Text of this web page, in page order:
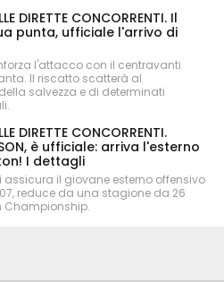
DIRETTE CONCORRENTI. Il
punta, ufficiale l'arrivo di
l'attacco con il centravanti
Il riscatto scatterà al
salvezza e di determinati
DIRETTE CONCORRENTI.
è ufficiale: arriva l'esterno
I dettagli
assicura il giovane esterno offensivo
reduce da una stagione da 26
Championship.